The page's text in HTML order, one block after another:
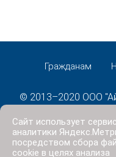
Гражданам
© 2013–2020 ООО
Политика
Сайт использует
аналитики
посредством сбора
cookie в целях анализа